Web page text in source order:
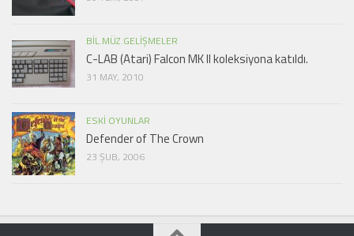
BIL.MÜZ.GELIŞMELER
C-LAB (Atari) Falcon MK II koleksiyona katıldı.
31 MAY, 2010
ESKI OYUNLAR
Defender of The Crown
23 ŞUB, 2006